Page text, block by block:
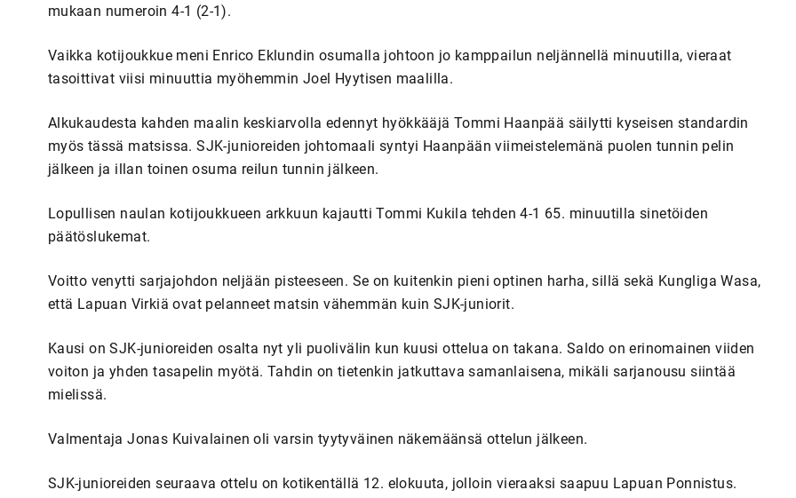
mukaan numeroin 4-1 (2-1).
Vaikka kotijoukkue meni Enrico Eklundin osumalla johtoon jo kamppailun neljännellä minuutilla, vieraat
tasoittivat viisi minuuttia myöhemmin Joel Hyytisen maalilla.
Alkukaudesta kahden maalin keskiarvolla edennyt hyökkääjä Tommi Haanpää säilytti kyseisen standardin
myös tässä matsissa. SJK-junioreiden johtomaali syntyi Haanpään viimeistelemänä puolen tunnin pelin
jälkeen ja illan toinen osuma reilun tunnin jälkeen.
Lopullisen naulan kotijoukkueen arkkuun kajautti Tommi Kukila tehden 4-1 65. minuutilla sinetöiden
päätöslukemat.
Voitto venytti sarjajohdon neljään pisteeseen. Se on kuitenkin pieni optinen harha, sillä sekä Kungliga Wasa,
että Lapuan Virkiä ovat pelanneet matsin vähemmän kuin SJK-juniorit.
Kausi on SJK-junioreiden osalta nyt yli puolivälin kun kuusi ottelua on takana. Saldo on erinomainen viiden
voiton ja yhden tasapelin myötä. Tahdin on tietenkin jatkuttava samanlaisena, mikäli sarjanousu siintää
mielissä.
Valmentaja Jonas Kuivalainen oli varsin tyytyväinen näkemäänsä ottelun jälkeen.
SJK-junioreiden seuraava ottelu on kotikentällä 12. elokuuta, jolloin vieraaksi saapuu Lapuan Ponnistus.